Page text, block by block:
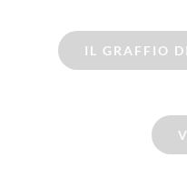
IL GRAFFIO